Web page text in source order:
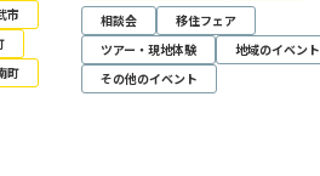
市
町
相談会
移住フェア
ツアー・現地体験
地域のイベント
その他のイベント